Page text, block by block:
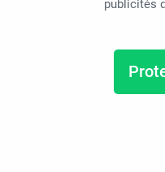
publicités